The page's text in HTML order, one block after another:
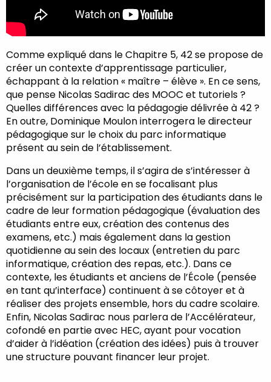
Comme expliqué dans le Chapitre 5, 42 se propose de
créer un contexte d’apprentissage particulier,
échappant à la relation « maître – élève ». En ce sens,
que pense Nicolas Sadirac des MOOC et tutoriels ?
Quelles différences avec la pédagogie délivrée à 42 ?
En outre, Dominique Moulon interrogera le directeur
pédagogique sur le choix du parc informatique
présent au sein de l’établissement.
Dans un deuxième temps, il s’agira de s’intéresser à
l’organisation de l’école en se focalisant plus
précisément sur la participation des étudiants dans le
cadre de leur formation pédagogique (évaluation des
étudiants entre eux, création des contenus des
examens, etc.) mais également dans la gestion
quotidienne au sein des locaux (entretien du parc
informatique, création des repas, etc.). Dans ce
contexte, les étudiants et anciens de l’École (pensée
en tant qu’interface) continuent à se côtoyer et à
réaliser des projets ensemble, hors du cadre scolaire.
Enfin, Nicolas Sadirac nous parlera de l’Accélérateur,
cofondé en partie avec HEC, ayant pour vocation
d’aider à l’idéation (création des idées) puis à trouver
une structure pouvant financer leur projet.